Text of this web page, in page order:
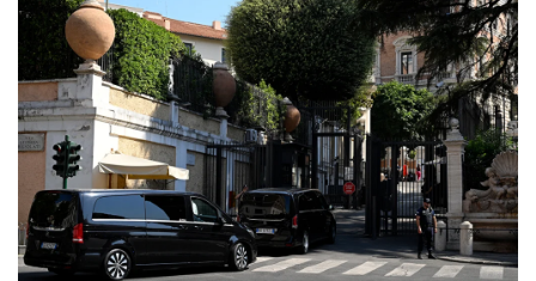
فيديو
من نحن
للتواصل معنا
شروط الاستخدام